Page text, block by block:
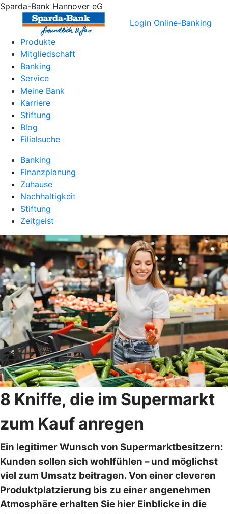
Sparda-Bank Hannover eG
Login Online-Banking
Produkte
Mitgliedschaft
Banking
Service
Meine Bank
Karriere
Stiftung
Blog
Filialsuche
Banking
Finanzplanung
Zuhause
Nachhaltigkeit
Stiftung
Zeitgeist
8 Kniffe, die im Supermarkt
zum Kauf anregen
Ein legitimer Wunsch von Supermarktbesitzern:
Kunden sollen sich wohlfühlen – und möglichst
viel zum Umsatz beitragen. Von einer cleveren
Produktplatzierung bis zu einer angenehmen
Atmosphäre erhalten Sie hier Einblicke in die